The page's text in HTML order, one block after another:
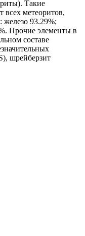
Такие
всех метеоритов,
93.29%;
Прочие элементы в
составе
шрейберзит